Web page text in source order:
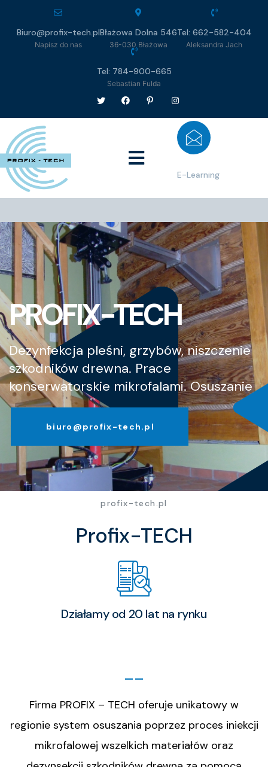
Biuro@profix-tech.pl
Napisz do nas
Błażowa Dolna 546
36-030 Błażowa
Tel: 662-582-404
Aleksandra Jach
Tel: 784-900-665
Sebastian Fulda
E-Learning
PROFIX-TECH
Dezynfekcja pleśni, grzybów, niszczenie
szkodników drewna. Prace
konserwatorskie mikrofalami. Osuszanie
biuro@profix-tech.pl
profix-tech.pl
Profix-TECH
Działamy od 20 lat na rynku
Firma PROFIX – TECH oferuje unikatowy w
regionie system osuszania poprzez proces iniekcji
mikrofalowej wszelkich materiałów oraz